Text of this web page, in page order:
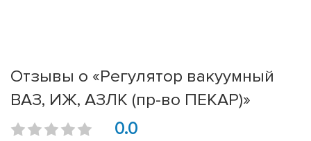
Отзывы о «Регулятор вакуумный
ВАЗ, ИЖ, АЗЛК (пр-во ПЕКАР)»
0.0